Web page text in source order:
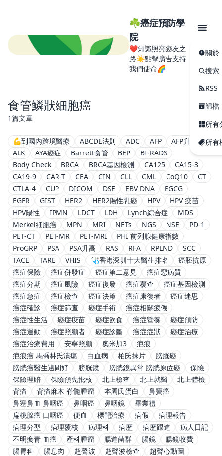
☘️癌症預防學
院
❤️知識照亮癌友之
路☀️點擊廣告支持
我們使命🌈
關於
搜索
RSS
歸檔
所有
所有
食管鱗狀細胞癌
1篇文章
💪到國內跨境醫療 ABCDE法則 ADC AFP
AFP升高
ALK
AYA癌症 Barrett食管 BEP
BI-RADS
Body Check
BRCA BRCA基因檢測 CA125
CA15-3
CA19-9
CAR-T CEA CIN CLL CML CoQ10
CT
CTLA-4
CUP DICOM DSE EBV DNA
EGCG
EGFR
GIST HER2 HER2陽性乳癌 HPV
HPV 疫苗
HPV陽性
IPMN LDCT LDH Lynch綜合症
MDS
Merkel細胞癌
MPN MRI NETs NGS NSE
PD-1
PET-CT
PET-MR PET-MRI
PHI 前列腺健康指數
ProGRP
PSA PSA升高 RAS RFA RPLND
SCC
TACE
TARE VHIS 🩺香港深圳十大醫生排名
癌胚抗原
癌症保險
癌症併發症 癌症第二意見
癌症惡病質
癌症分期
癌症風險 癌症復發 癌症覆查
癌症基因檢測
癌症急症
癌症檢查 癌症決策 癌症康復者
癌症迷思
癌症確診
癌症篩查 癌症手術
癌症相關疲倦
癌症性生活
癌症疫苗 癌症飲食 癌症營養
癌症預防
癌症運動
癌症照顧者 癌症診斷 癌症症狀
癌症治療
癌症治療費用
安寧照顧 奧米加3
疤痕
疤痕癌 馬喬林氏潰瘍
白血病 柏氏抹片
膀胱癌
膀胱癌醫生邊間好
膀胱鏡 膀胱鏡異常 膀胱原位癌
保險
保險理賠
保險預先批核 北上檢查 北上就醫
北上體檢
背痛
背痛麻木 脊髓腫瘤 本周氏蛋白
鼻竇癌
鼻塞鼻血 鼻咽癌
鼻咽癌 鼻咽鏡
畢業禮
扁桃腺癌 口咽癌
便血 標靶治療 病假
病理報告
病理分型
病理覆核 病理科 病歷 病歷跟進
病人日記
不明瘀青 血癌
產科腫瘤 腸道菌群 腸鏡
腸鏡收費
腸胃科
腸息肉 超聲波 超聲波檢查
超聲心動圖